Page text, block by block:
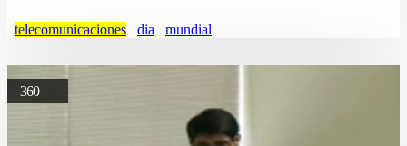
telecomunicaciones dia mundial
360